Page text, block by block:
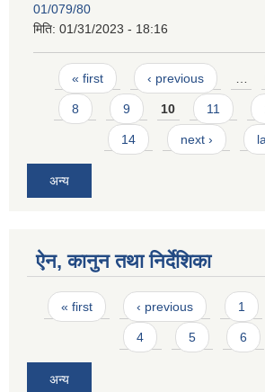
01/079/80
मिति: 01/31/2023 - 18:16
Pages
« first ‹ previous
8 9 10 11
14 next ›
अन्य
ऐन, कानुन तथा निर्देशिका
Pages
« first ‹ previous 1
4 5 6
अन्य